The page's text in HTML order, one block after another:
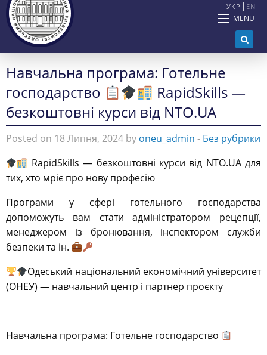
УКР EN
MENU
Навчальна програма: Готельне
господарство
RapidSkills —
безкоштовні курси від NTO.UA
Posted on 18 Липня, 2024 by oneu_admin - Без рубрики
RapidSkills — безкоштовні курси від NTO.UA для
тих, хто мріє про нову професію
Програми у сфері готельного господарства
допоможуть вам стати адміністратором рецепції,
менеджером із бронювання, інспектором служби
безпеки та ін.
Одеський національний економічний університет
(ОНЕУ) — навчальний центр і партнер проєкту
Навчальна програма: Готельне господарство